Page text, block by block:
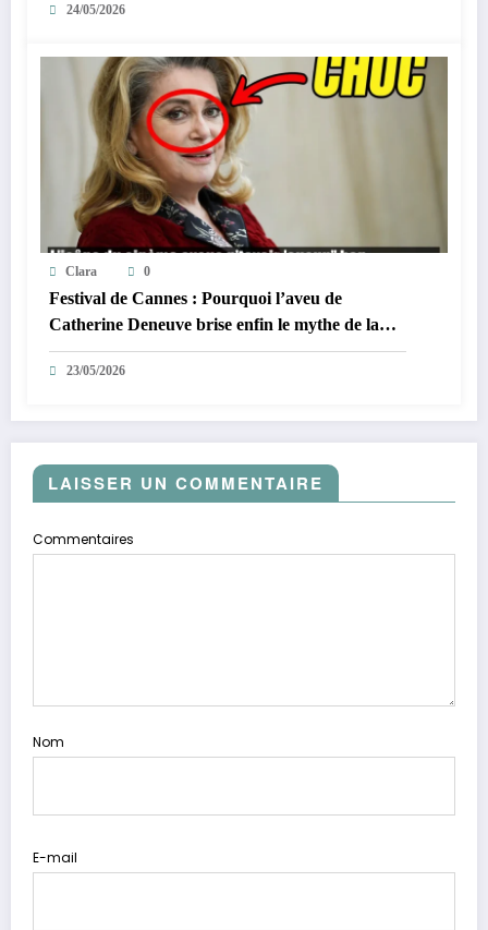
24/05/2026
Clara 0
Festival de Cannes : Pourquoi l’aveu de
Catherine Deneuve brise enfin le mythe de la
Croisette
23/05/2026
LAISSER UN COMMENTAIRE
Commentaires
Nom
E-mail